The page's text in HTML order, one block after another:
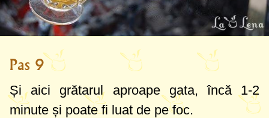
Pas 9
Și aici grătarul aproape gata, încă 1-2
minute și poate fi luat de pe foc.